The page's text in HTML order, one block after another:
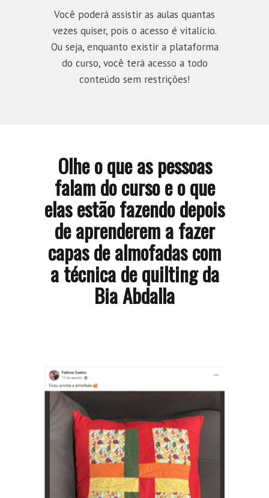
Você poderá assistir as aulas quantas
vezes quiser, pois o acesso é vitalício.
Ou seja, enquanto existir a plataforma
do curso, você terá acesso a todo
conteúdo sem restrições!
Olhe o que as pessoas
falam do curso e o que
elas estão fazendo depois
de aprenderem a fazer
capas de almofadas com
a técnica de quilting da
Bia Abdalla